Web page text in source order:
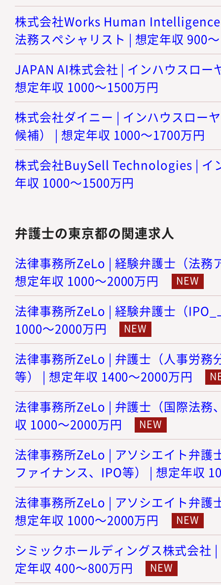
株式会社Works Human
法務スペシャリスト | 想定年収 900
JAPAN AI株式会社 | インハウスロー
想定年収 1000～1500万円
株式会社ダイニー | インハウスロー
候補） | 想定年収 1000～1700万円
株式会社BuySell Technologies | イ
年収 1000～1500万円
弁護士の東京都の関連求人
法律事務所ZeLo | 経験弁護士（法務
想定年収 1000～2000万円
法律事務所ZeLo | 経験弁護士（
1000～2000万円
法律事務所ZeLo | 弁護士（人事労務
等） | 想定年収 1400～2000万円
法律事務所ZeLo | 弁護士（国際法務
収 1000～2000万円
法律事務所ZeLo | アソシエイト弁護
ファイナンス、IPO等） | 想定年収
法律事務所ZeLo | アソシエイト弁護
想定年収 1000～2000万円
シミックホールディングス株式会社
定年収 400～800万円